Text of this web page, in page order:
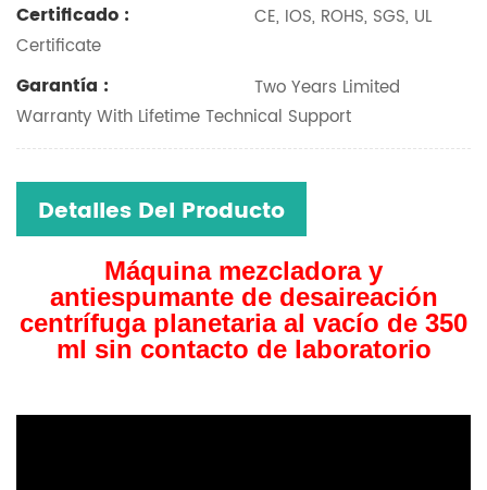
Certificado :
CE, IOS, ROHS, SGS, UL
Certificate
Garantía :
Two Years Limited
Warranty With Lifetime Technical Support
Detalles Del Producto
Máquina mezcladora y
antiespumante de desaireación
centrífuga planetaria al vacío de 350
ml sin contacto de laboratorio